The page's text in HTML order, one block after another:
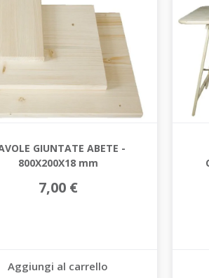
GIUNTATE ABETE -
800X200X18 mm
7,00 €
Aggiungi al carrello